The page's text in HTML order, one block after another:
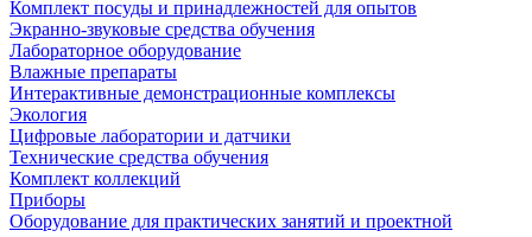
Комплект посуды и принадлежностей для опытов
Экранно-звуковые средства обучения
Лабораторное оборудование
Влажные препараты
Интерактивные демонстрационные комплексы
Экология
Цифровые лаборатории и датчики
Технические средства обучения
Комплект коллекций
Приборы
Оборудование для практических занятий и проектной